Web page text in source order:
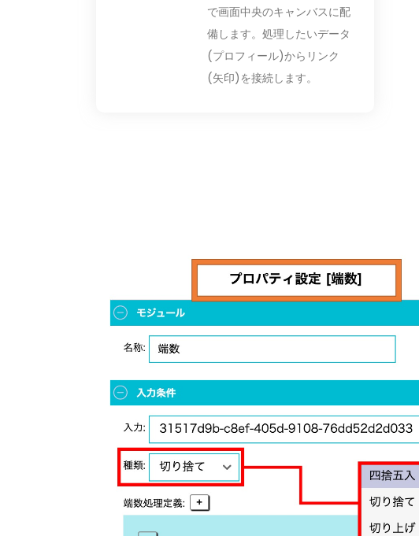
で画面中央のキャンバスに配
備します。処理したいデータ
(プロフィール)からリンク
(矢印)を接続します。